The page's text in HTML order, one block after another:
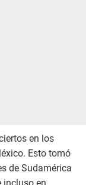
en los
Esto tomó
de Sudamérica